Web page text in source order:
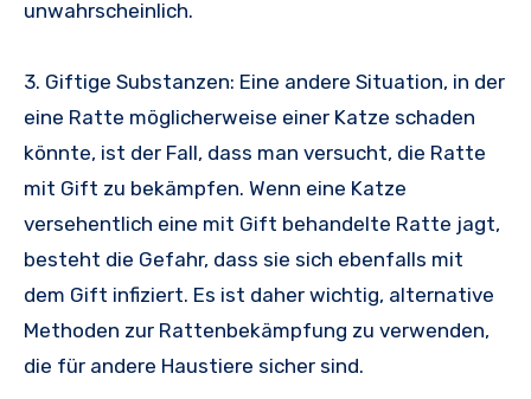
unwahrscheinlich.
3. Giftige Substanzen: Eine andere Situation, in der
eine Ratte möglicherweise einer Katze schaden
könnte, ist der Fall, dass man versucht, die Ratte
mit Gift zu bekämpfen. Wenn eine Katze
versehentlich eine mit Gift behandelte Ratte jagt,
besteht die Gefahr, dass sie sich ebenfalls mit
dem Gift infiziert. Es ist daher wichtig, alternative
Methoden zur Rattenbekämpfung zu verwenden,
die für andere Haustiere sicher sind.